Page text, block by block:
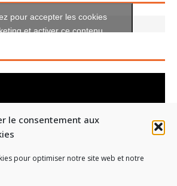
le consentement aux
pour optimiser notre site web et notre